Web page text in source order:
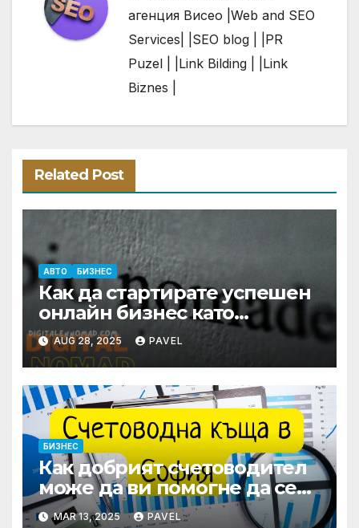
агенция Висео | Web and SEO
Services| | SEO blog | | PR
Puzel | | Link Bilding | | Link
Biznes |
Related Post
АВТО БИЗНЕС
Как да стартирате успешен
онлайн бизнес като
дигитален номад
AUG 28, 2025 PAVEL
БИЗНЕС
Как добрият счетоводител
може да ви помогне да се
справите с финансите
MAR 13, 2025 PAVEL